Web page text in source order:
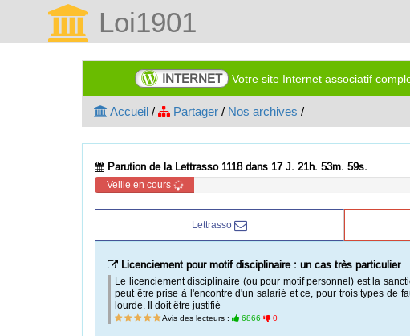
Loi1901
INTERNET Votre site Internet associatif
Accueil / Partager / Nos archives /
Parution de la Lettrasso 1118 dans 17 J. 21h. 53m. 58s.
Veille en cours
Lettrasso
Licenciement pour motif disciplinaire : un cas très particulier
Le licenciement disciplinaire (ou pour motif personnel) est la
peut être prise à l'encontre d'un salarié et ce, pour trois types de
lourde. Il doit être justifié
Avis des lecteurs : 6866 0